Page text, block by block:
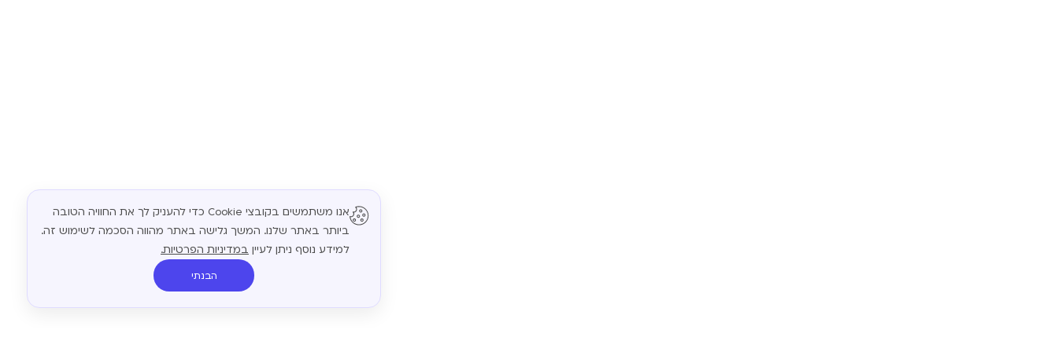
אנו משתמשים בקובצי Cookie כדי להעניק לך את החוויה הטובה
ביותר באתר שלנו. המשך גלישה באתר מהווה הסכמה לשימוש זה.
למידע נוסף ניתן לעיין במדיניות הפרטיות.
הבנתי